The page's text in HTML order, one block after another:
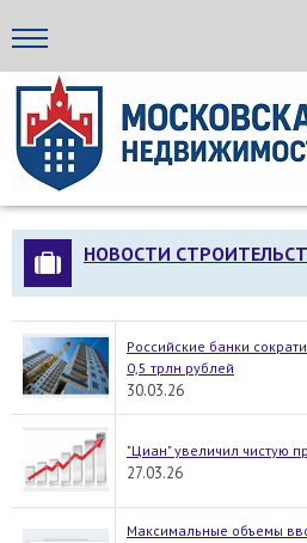
Стройка24
НОВОСТИ
Российские банки
0,5 трлн рублей
30.03.26
"Циан" увеличил чистую
27.03.26
Максимальные объемы